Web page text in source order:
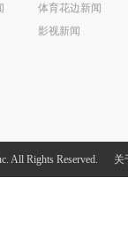
体育花边新闻
影视新闻
All Rights Reserved. 关